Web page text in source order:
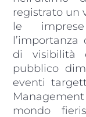
registrato un
le
di visibilità
pubblico
eventi
mondo